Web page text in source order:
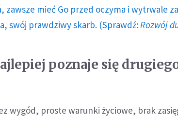
zawsze mieć Go przed oczyma i wytrwale
swój prawdziwy skarb. (Sprawdź: Rozwój
poznaje się
wygód, proste warunki życiowe, brak